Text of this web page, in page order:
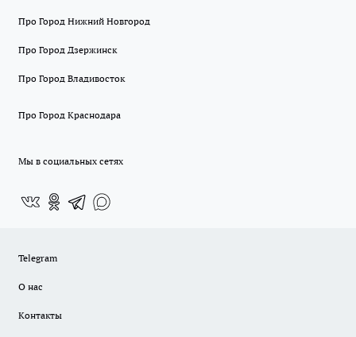
Про Город Нижний Новгород
Про Город Дзержинск
Про Город Владивосток
Про Город Краснодара
Мы в социальных сетях
Telegram
О нас
Контакты